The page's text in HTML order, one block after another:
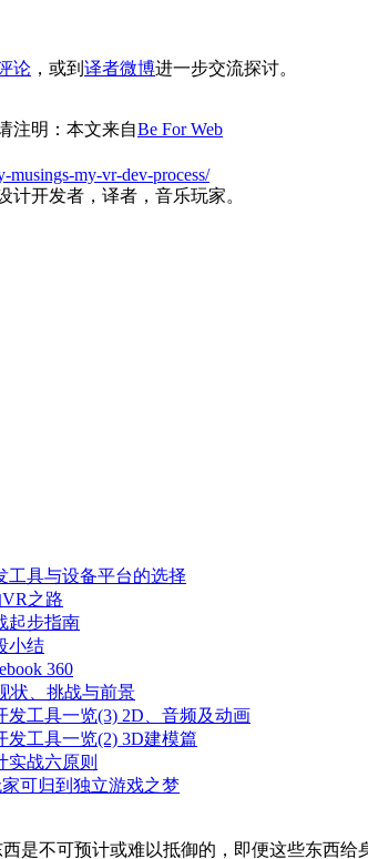
论 ，或到 译者微博进一步交流探讨。
注明：本文来自Be For Web
musings-my-vr-dev-process/
计开发者，译者，音乐玩家。
工具与设备平台的选择
之路
起步指南
小结
360
状、挑战与前景
发工具一览(3) 2D、音频及动画
发工具一览(2) 3D建模篇
实战六原则
可归到独立游戏之梦
是不可预计或难以抵御的，即便这些东西